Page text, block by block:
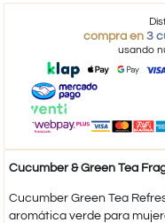
compra en 3
usando
Cucumber & Green Tea
Cucumber Green Tea
aromática verde para